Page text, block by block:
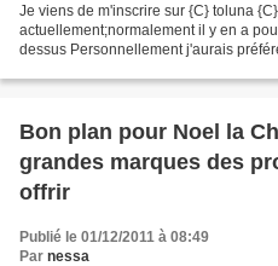
Je viens de m'inscrire sur {C} toluna
actuellement;normalement il y en a
dessus Personnellement j'aurais
Bon plan pour Noel la
grandes marques des
offrir
Publié le 01/12/2011 à 08:49
Par nessa